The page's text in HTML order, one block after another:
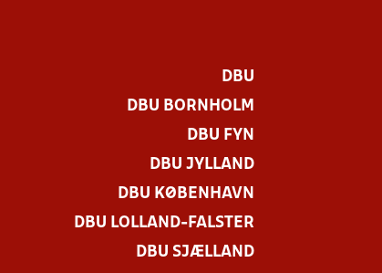
DBU
DBU BORNHOLM
DBU FYN
DBU JYLLAND
DBU KØBENHAVN
DBU LOLLAND-FALSTER
DBU SJÆLLAND